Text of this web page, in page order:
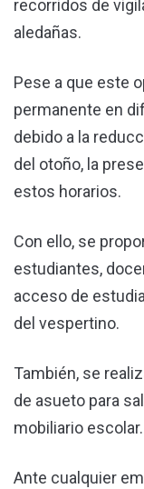
recorridos de
aledañas.
Pese a que este
permanente en
debido a la
del otoño, la
estos horarios.
Con ello, se
estudiantes,
acceso de
del vespertino.
También, se
de asueto para
mobiliario escolar.
Ante cualquier